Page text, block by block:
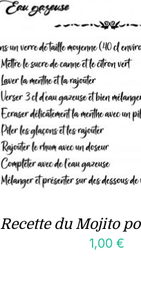
Recette du Mojito
1,00€